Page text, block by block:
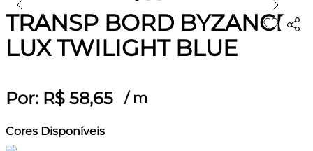
TRANSP BORD BYZANCE
LUX TWILIGHT BLUE
Por: R$ 58,65 / m
Cores Disponíveis